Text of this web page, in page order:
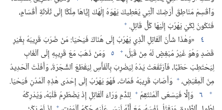
وَٱقْسِمْ مَنَاطِقَ أَرْضِكَ ٱلَّتِي يُعْطِيكَ يَهْوَهُ إِلٰهُكَ إِيَّاهَا مِلْكًا إِلَى ثَلَاثَةِ أَقْسَامٍ،‏
فَتَكُونُ لِكَيْ يَهْرُبَ إِلَيْهَا كُلُّ قَاتِلٍ.‏ +
٤ ‏«وَهٰذَا شَأْنُ ٱلْقَاتِلِ ٱلَّذِي يَهْرُبُ إِلَى هُنَاكَ فَيَحْيَا:‏ مَنْ ضَرَبَ قَرِيبَهُ بِغَيْرِ
قَصْدٍ وَهُوَ غَيْرُ مُبْغِضٍ لَهُ مِنْ قَبْلُ،‏ + ٥ وَمَنْ ذَهَبَ مَعَ قَرِيبِهِ إِلَى ٱلْغَابِ
لِيَحْتَطِبَ حَطَبًا،‏ فَٱرْتَفَعَتْ يَدُهُ لِيَضْرِبَ بِٱلْفَأْسِ لِيَقْطَعَ ٱلشَّجَرَةَ،‏ وَأَفْلَتَ ٱلْحَدِيدُ
مِنَ ٱلْمِقْبَضِ،‏ + وَأَصَابَ قَرِيبَهُ فَمَاتَ،‏ فَهُوَ يَهْرُبُ إِلَى إِحْدَى هٰذِهِ ٱلْمُدُنِ فَيَحْيَا.‏
+ ٦ وَإِلَّا فَيَسْعَى ٱلْمُنْتَقِمُ + لِلدَّمِ وَرَاءَ ٱلْقَاتِلِ إِذْ يَضْطَرِمُ قَلْبُهُ،‏ وَيُدْرِكُهُ
+